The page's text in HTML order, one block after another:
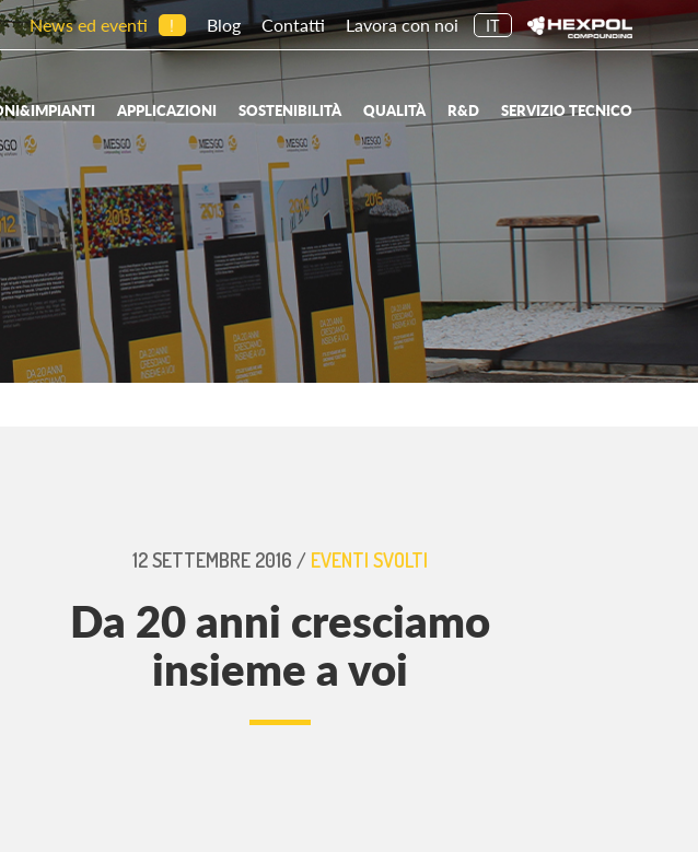
News ed eventi ! Blog Contatti Lavora con noi IT
APPLICAZIONI SOSTENIBILITÀ QUALITÀ R&D SERVIZIO TECNICO
12 SETTEMBRE 2016 / EVENTI SVOLTI
Da 20 anni cresciamo
insieme a voi